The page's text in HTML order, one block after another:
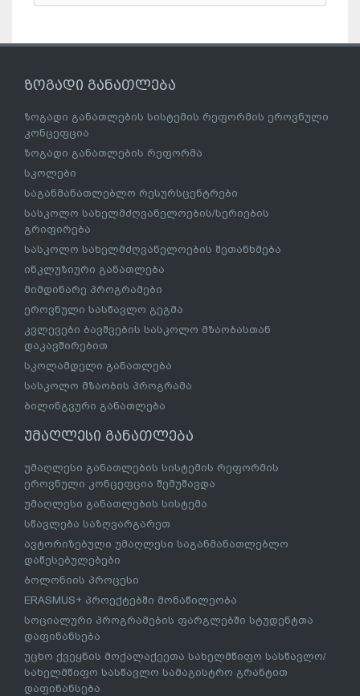
ზოგადი განათლება
ზოგადი განათლების სისტემის რეფორმის ეროვნული
კონცეფცია
ზოგადი განათლების რეფორმა
სკოლები
საგანმანათლებლო რესურსცენტრები
სასკოლო სახელმძღვანელოების/სერიების
გრიფირება
სასკოლო სახელმძღვანელოების შეთანხმება
ინკლუზიური განათლება
მიმდინარე პროგრამები
ეროვნული სასწავლო გეგმა
კვლევები ბავშვების სასკოლო მზაობასთან
დაკავშირებით
სკოლამდელი განათლება
სასკოლო მზაობის პროგრამა
ბილინგვური განათლება
უმაღლესი განათლება
უმაღლესი განათლების სისტემის რეფორმის
ეროვნული კონცეფცია შემუშავდა
უმაღლესი განათლების სისტემა
სწავლება საზღვარგარეთ
ავტორიზებული უმაღლესი საგანმანათლებლო
დაწესებულებები
ბოლონიის პროცესი
ERASMUS+ პროექტებში მონაწილეობა
სოციალური პროგრამების ფარგლებში სტუდენტთა
დაფინანსება
უცხო ქვეყნის მოქალაქეეთა სახელმწიფო სასწავლო/
სახელმწიფო სასწავლო სამაგისტრო გრანტით
დაფინანსება